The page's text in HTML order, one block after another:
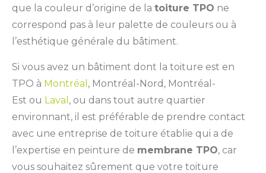
que la couleur d’origine de la toiture TPO ne
correspond pas à leur palette de couleurs ou à
l’esthétique générale du bâtiment.
Si vous avez un bâtiment dont la toiture est en
TPO à Montréal , Montréal-Nord, Montréal-
Est ou Laval , ou dans tout autre quartier
environnant, il est préférable de prendre contact
avec une entreprise de toiture établie qui a de
l’expertise en peinture de membrane TPO, car
vous souhaitez sûrement que votre toiture